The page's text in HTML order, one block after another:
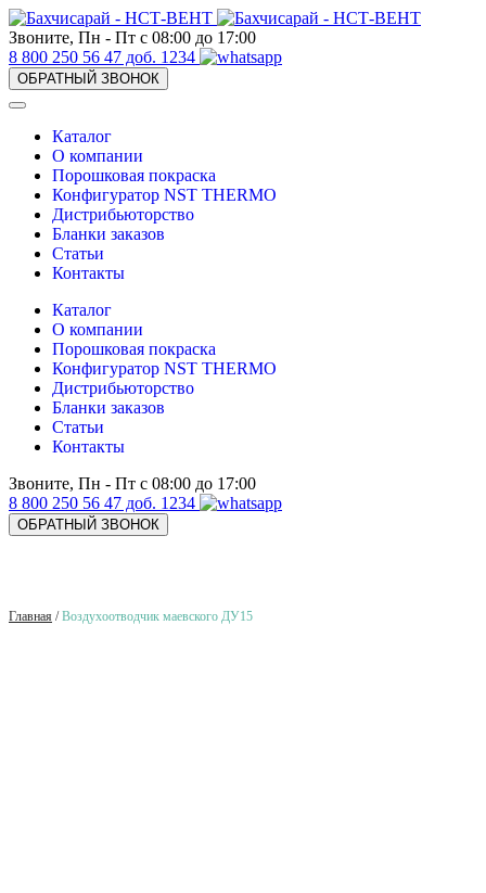
Звоните, Пн - Пт с 08:00 до 17:00
8 800 250 56 47 доб. 1234
ОБРАТНЫЙ ЗВОНОК
Каталог
О компании
Порошковая покраска
Конфигуратор NST THERMO
Дистрибьюторство
Бланки заказов
Статьи
Контакты
Каталог
О компании
Порошковая покраска
Конфигуратор NST THERMO
Дистрибьюторство
Бланки заказов
Статьи
Контакты
Звоните, Пн - Пт с 08:00 до 17:00
8 800 250 56 47 доб. 1234
ОБРАТНЫЙ ЗВОНОК
Главная /Воздухоотводчик маевского ДУ15